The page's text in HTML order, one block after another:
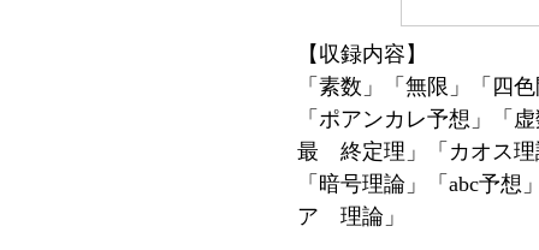
【収録内容】
「素数」「無限」「四
「ポアンカレ予想」「
最 終定理」「カオス理
「暗号理論」「abc予想
ア 理論」